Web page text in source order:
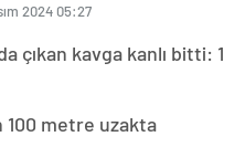
2024 05:27
çıkan kavga kanlı bitti: 1
100 metre uzakta